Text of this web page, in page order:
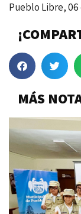
Pueblo Libre, 06
MÁS